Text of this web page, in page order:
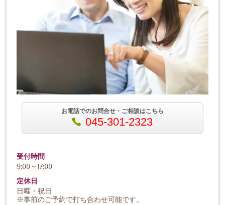
お電話でのお問合せ・ご相談はこちら
045-301-2323
受付時間
9:00～17:00
定休日
日曜・祝日
※事前のご予約で打ち合わせ可能です。